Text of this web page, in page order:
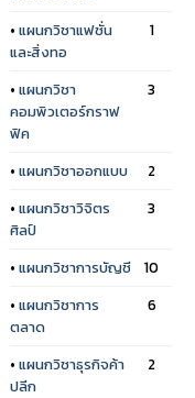
• แผนกวิชาแฟชั่น
และสิ่งทอ
1
• แผนกวิชา
คอมพิวเตอร์กราฟ
ฟิค
3
• แผนกวิชาออกแบบ
2
• แผนกวิชาวิจิตร
ศิลป์
3
• แผนกวิชาการบัญชี 10
• แผนกวิชาการ
ตลาด
6
• แผนกวิชาธุรกิจค้า
ปลีก
2